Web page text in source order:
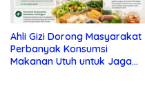
Ahli Gizi Dorong Masyarakat
Perbanyak Konsumsi
Makanan Utuh untuk Jaga